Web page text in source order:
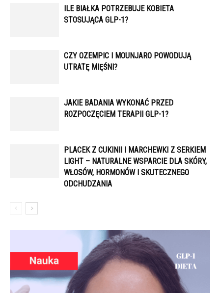
ILE BIAŁKA POTRZEBUJE KOBIETA
STOSUJĄCA GLP-1?
CZY OZEMPIC I MOUNJARO POWODUJĄ
UTRATĘ MIĘŚNI?
JAKIE BADANIA WYKONAĆ PRZED
ROZPOCZĘCIEM TERAPII GLP-1?
PLACEK Z CUKINII I MARCHEWKI Z SERKIEM
LIGHT – NATURALNE WSPARCIE DLA SKÓRY,
WŁOSÓW, HORMONÓW I SKUTECZNEGO
ODCHUDZANIA